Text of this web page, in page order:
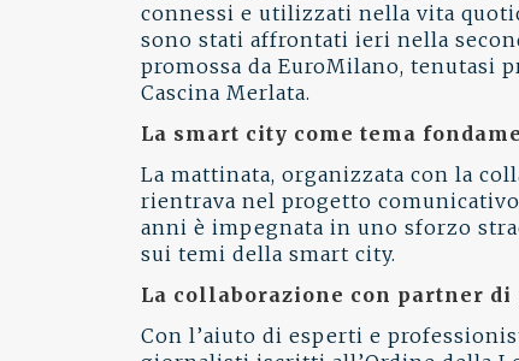
connessi e utilizzati nella vita
sono stati affrontati ieri nella
promossa da EuroMilano, tenutasi
Cascina Merlata.
La smart city come tema
La mattinata, organizzata con la
rientrava nel progetto
anni è impegnata in uno sforzo
sui temi della smart city.
La collaborazione con partner
Con l’aiuto di esperti e